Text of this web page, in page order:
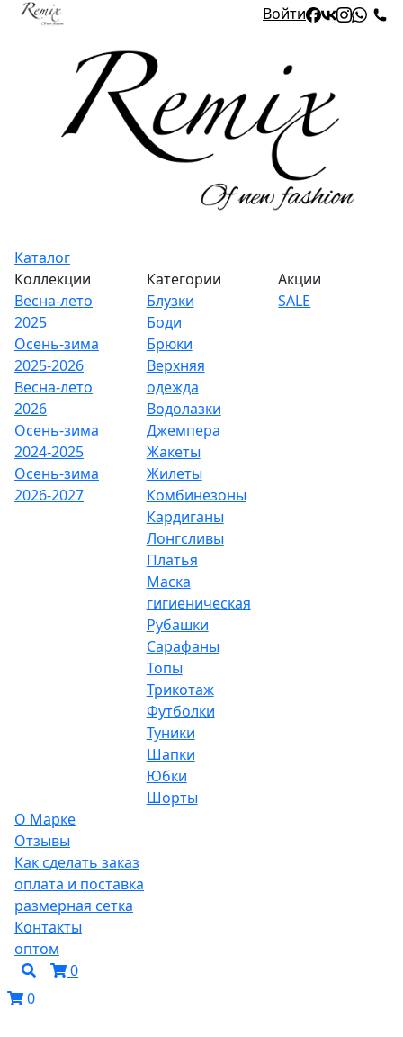
Войти
Каталог
Коллекции
Весна-лето
2025
Осень-зима
2025-2026
Весна-лето
2026
Осень-зима
2024-2025
Осень-зима
2026-2027
Категории
Блузки
Боди
Брюки
Верхняя
одежда
Водолазки
Джемпера
Жакеты
Жилеты
Комбинезоны
Кардиганы
Лонгсливы
Платья
Маска
гигиеническая
Рубашки
Сарафаны
Топы
Трикотаж
Футболки
Туники
Шапки
Юбки
Шорты
Акции
SALE
О Марке
Отзывы
Как сделать заказ
оплата и поставка
размерная сетка
Контакты
оптом
0
0